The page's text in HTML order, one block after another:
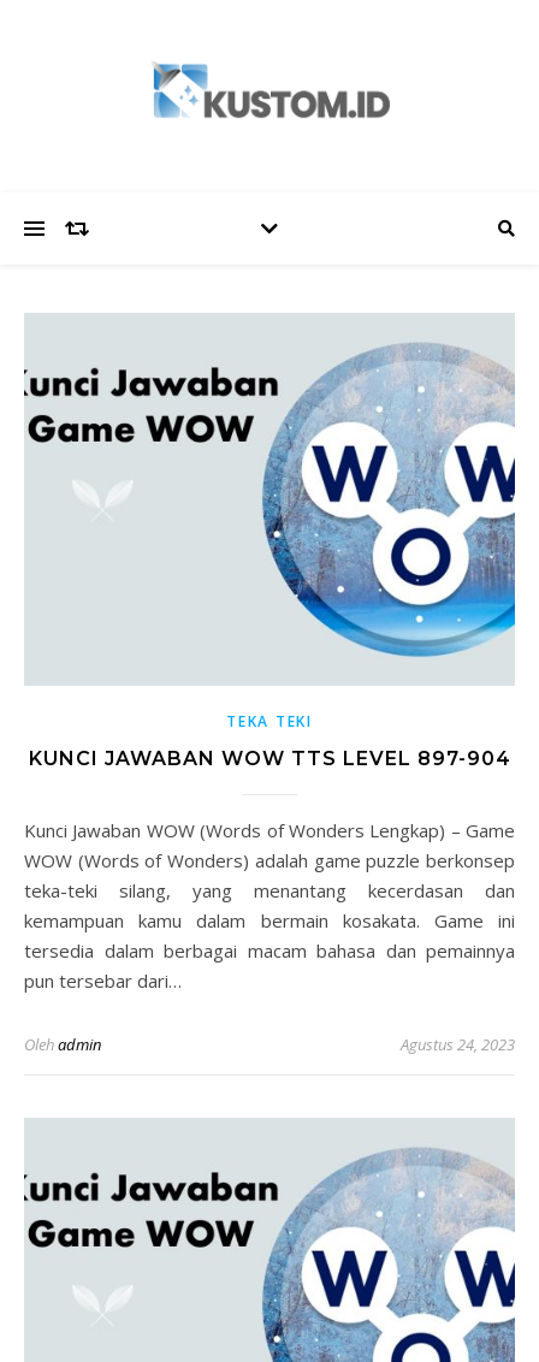
TEKA TEKI
KUNCI JAWABAN WOW TTS LEVEL 897-904
Kunci Jawaban WOW (Words of Wonders Lengkap) – Game
WOW (Words of Wonders) adalah game puzzle berkonsep
teka-teki silang, yang menantang kecerdasan dan
kemampuan kamu dalam bermain kosakata. Game ini
tersedia dalam berbagai macam bahasa dan pemainnya
pun tersebar dari…
Olehadmin Agustus 24, 2023